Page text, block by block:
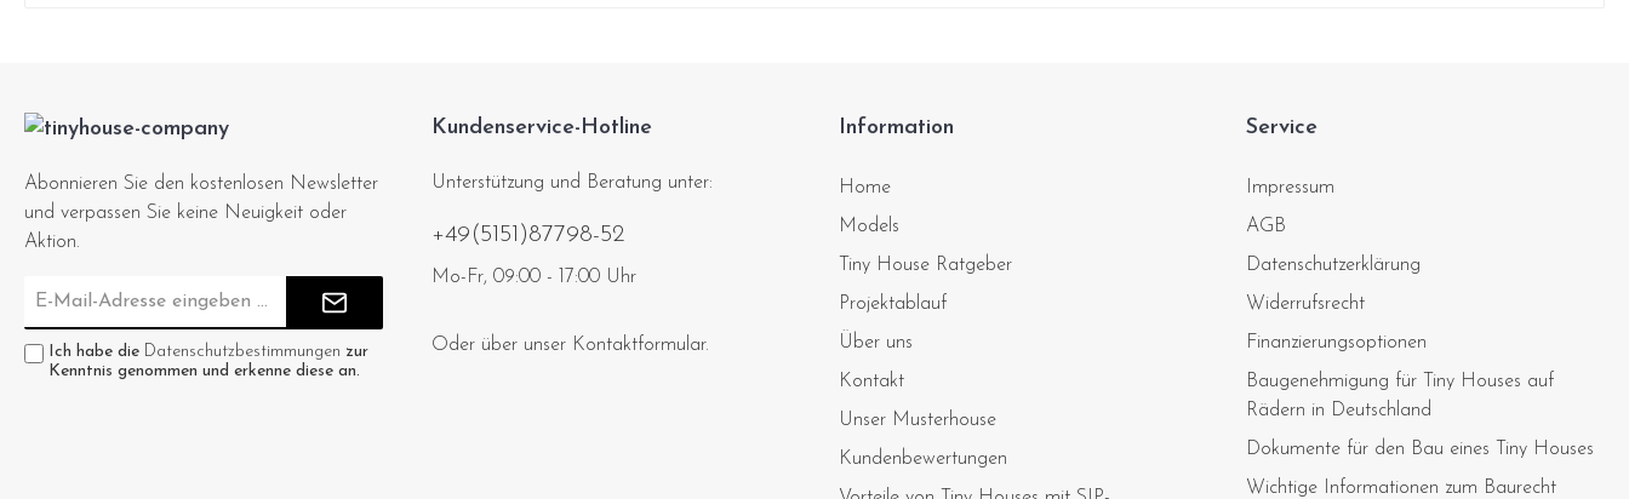
Abonnieren Sie den kostenlosen Newsletter
und verpassen Sie keine Neuigkeit oder
Aktion.
Mail-
Adresse*
Ich habe die Datenschutzbestimmungen zur
Kenntnis genommen und erkenne diese an.
Kundenservice-Hotline
Unterstützung und Beratung unter:
+49(5151)87798-52
Mo-Fr, 09:00 - 17:00 Uhr
Oder über unser Kontaktformular.
Information
Home
Models
Tiny House Ratgeber
Projektablauf
Über uns
Kontakt
Unser Musterhouse
Kundenbewertungen
Service
Impressum
AGB
Datenschutzerklärung
Widerrufsrecht
Finanzierungsoptionen
Baugenehmigung für Tiny Houses auf
Rädern in Deutschland
Dokumente für den Bau eines Tiny Houses
Wichtige Informationen zum Baurecht